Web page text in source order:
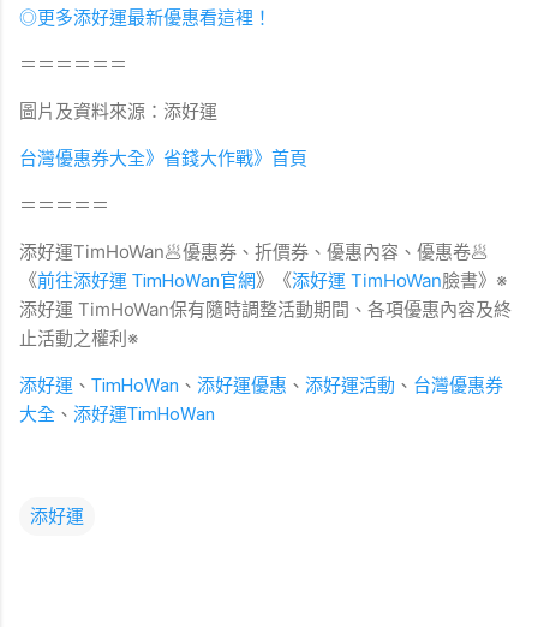
◎更多添好運最新優惠看這裡！
＝＝＝＝＝＝
圖片及資料來源：添好運
台灣優惠券大全》省錢大作戰》首頁
＝＝＝＝＝
添好運TimHoWan🥟優惠券、折價券、優惠內容、優惠卷🥟
《前往添好運 TimHoWan官網》《添好運 TimHoWan臉書》※
添好運 TimHoWan保有隨時調整活動期間、各項優惠內容及終
止活動之權利※​
添好運 、 TimHoWan 、 添好運優惠 、 添好運活動 、 台灣優惠券
大全 、 添好運TimHoWan
添好運